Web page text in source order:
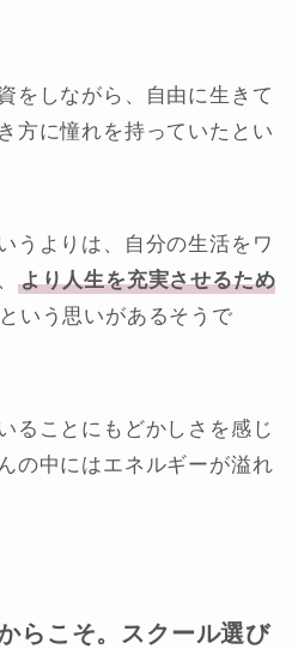
をしながら、自由に生きて
方に憧れを持っていたとい
うよりは、自分の生活をワ
より人生を充実させるため
いう思いがあるそうで
ることにもどかしさを感じ
の中にはエネルギーが溢れ
らこそ。スクール選び